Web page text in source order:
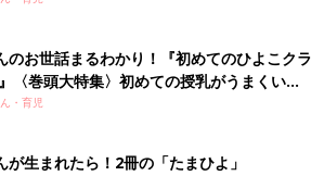
のお世話まるわかり！『初めてのひよこクラ
〈巻頭大特集〉初めての授乳がうまくい
ぱい・ミルクの基本と夏のトラブル 解決テ
・育児
が生まれたら！2冊の「たまひよ」